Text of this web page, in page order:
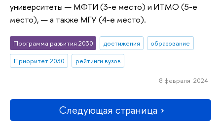
университеты — МФТИ (3-е место) и ИТМО (5-е
место), — а также МГУ (4-е место).
Программа развития 2030 достижения
образование
Приоритет 2030
рейтинги вузов
8 февраля 2024
Следующая страница